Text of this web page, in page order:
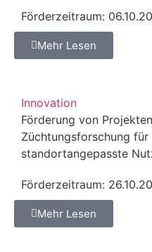
Förderzeitraum:
Mehr Lesen
Innovation
Förderung von
Züchtungsforschung
standortangepasste
Förderzeitraum:
Mehr Lesen